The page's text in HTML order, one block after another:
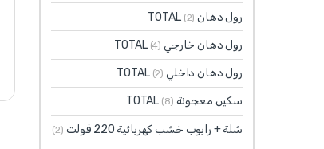
رول دهان TOTAL (2)
رول دهان خارجي TOTAL (4)
رول دهان داخلي TOTAL (2)
سكين معجونة TOTAL (8)
شلة + رابوب خشب كهربائية 220 فولت (2)